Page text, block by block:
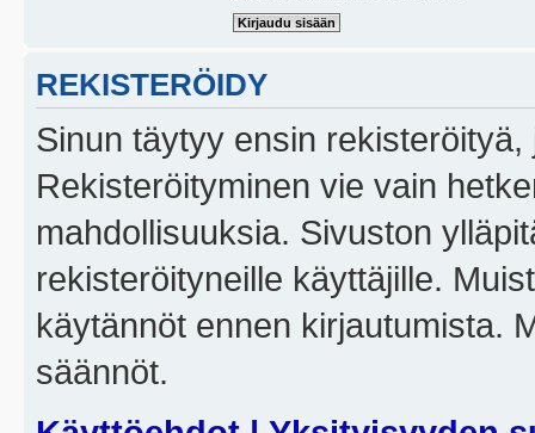
REKISTERÖIDY
Sinun täytyy ensin
Rekisteröityminen vie vain
mahdollisuuksia. Sivuston
rekisteröityneille käyttäjille.
käytännöt ennen kirjautumista.
säännöt.